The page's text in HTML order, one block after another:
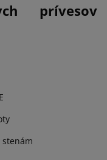
prívesov